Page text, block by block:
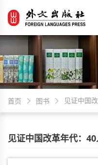
首页 图书 见证中国
见证中国改革年代：40